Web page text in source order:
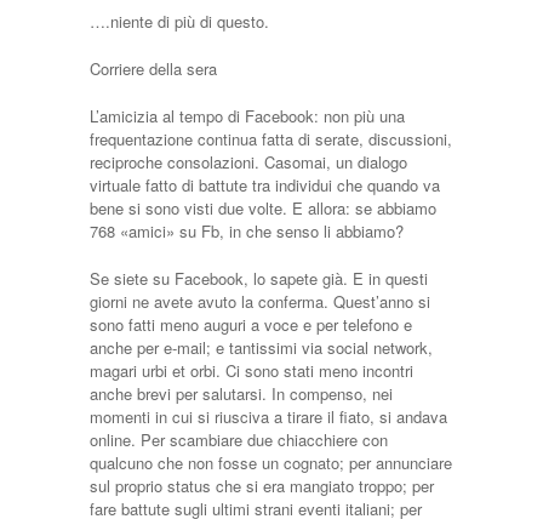
….niente di più di questo.
Corriere della sera
L’amicizia al tempo di Facebook: non più una
frequentazione continua fatta di serate, discussioni,
reciproche consolazioni. Casomai, un dialogo
virtuale fatto di battute tra individui che quando va
bene si sono visti due volte. E allora: se abbiamo
768 «amici» su Fb, in che senso li abbiamo?
Se siete su Facebook, lo sapete già. E in questi
giorni ne avete avuto la conferma. Quest’anno si
sono fatti meno auguri a voce e per telefono e
anche per e-mail; e tantissimi via social network,
magari urbi et orbi. Ci sono stati meno incontri
anche brevi per salutarsi. In compenso, nei
momenti in cui si riusciva a tirare il fiato, si andava
online. Per scambiare due chiacchiere con
qualcuno che non fosse un cognato; per annunciare
sul proprio status che si era mangiato troppo; per
fare battute sugli ultimi strani eventi italiani; per